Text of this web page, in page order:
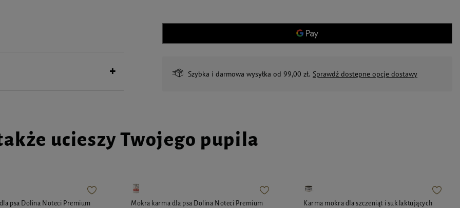
Szybka i darmowa wysyłka od 99,00 zł. Sprawdź dostępne opcje dostawy
ucieszy Twojego pupila
psa Dolina Noteci Premium
Mokra karma dla psa Dolina Noteci Premium
Karma mokra dla szczeniąt i suk laktujących